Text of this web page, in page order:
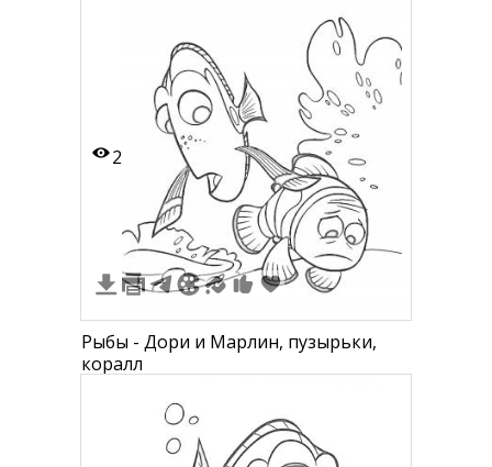
2
Рыбы - Дори и Марлин, пузырьки,
коралл